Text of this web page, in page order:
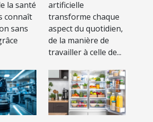
des
?
la santé
connaît
sans
quotidien ?
artificielle
transforme chaque
aspect du quotidien,
de la manière de
travailler à celle de...